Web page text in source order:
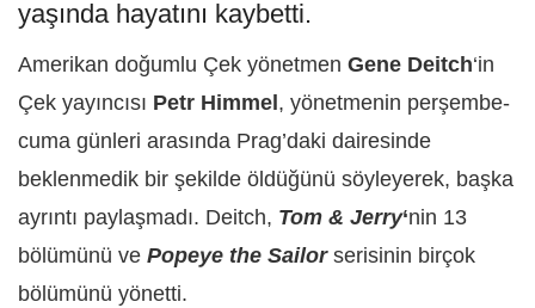
yaşında hayatını kaybetti.
Amerikan doğumlu Çek yönetmen Gene Deitch‘in
Çek yayıncısı Petr Himmel , yönetmenin perşembe-
cuma günleri arasında Prag’daki dairesinde
beklenmedik bir şekilde öldüğünü söyleyerek, başka
ayrıntı paylaşmadı. Deitch, Tom & Jerry‘nin 13
bölümünü ve Popeye the Sailor serisinin birçok
bölümünü yönetti.